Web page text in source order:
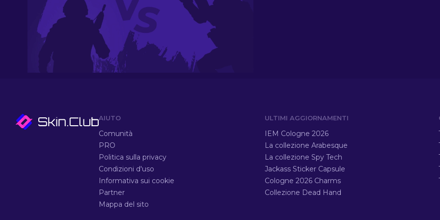
AIUTO
Comunità
PRO
Politica sulla privacy
Condizioni d'uso
Informativa sui cookie
Partner
Mappa del sito
ULTIMI AGGIORNAMENTI
IEM Cologne 2026
La collezione Arabesque
La collezione Spy Tech
Jackass Sticker Capsule
Cologne 2026 Charms
Collezione Dead Hand